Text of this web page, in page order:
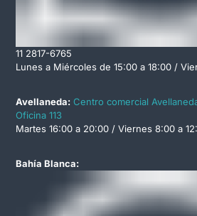
11 2817-6765
Lunes a Miércoles de 15:00 a 18:00 /
Avellaneda: Centro comercial
Oficina 113
Martes 16:00 a 20:00 / Viernes 8:00 a
Bahía Blanca: